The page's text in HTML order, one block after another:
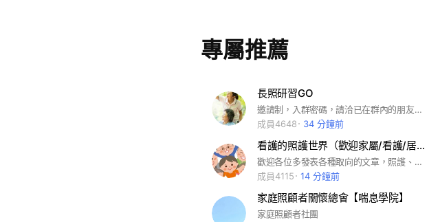
專屬推薦
長照研習GO
邀請制，入群密碼，請洽已在群內的朋友。 台灣長照人員繼續教育學會 〡官網👉http://bit.ly/3t2GrsI 〡二群👉http://bit.ly/3t0iIcB 這裡是所有長照夥伴的園地 歡迎大家隨時提供最新長照研習資訊 若有任何攸關長照資格認證及執業登錄的疑問 也歡迎在這裡提出噢！
成員4648
34 分鐘前
看護的照護世界（歡迎家屬/看護/居服員/長照）加入
歡迎各位多發表各種取向的文章，照護、病理、心理等相關，以及個人的專業反思心得或個案討論。（請注意倫理議題） 提醒本社團主要為看照護的專業的相互交流，如有找尋看護需求請私訊管理員相關的資料我們會盡力協助您！ 期待你們的分享與指教，十分感謝大家的體諒與包容！ #醫院看護 #居家看護 #巴氏量表 #臨時看護 #土城 #土城長庚醫院 #中山區 #馬偕醫院 #中和 #雙和醫院 #醫療 #長照 #身心靈 #看護派遣 #監院接案 #居家接案 #找看護 #找照服員 #找居服員 #照顧服務 #長期照 #外勞喘息#外勞空窗 #臨時照顧#陪伴就醫 #家事清潔 #長照職前課程 #長照積分課程 #在職課程 #教育訓練 #第二專長 #工作平台 #兼職工作
成員4115
14 分鐘前
家庭照顧者關懷總會【喘息學院】
家庭照顧者社團